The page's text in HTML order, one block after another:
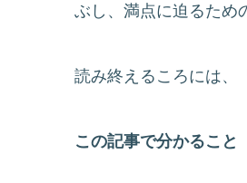
ぶし、満点に迫るため
読み終えるころには、
この記事で分かること